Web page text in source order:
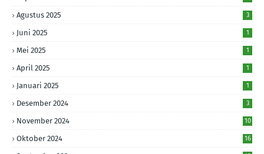
Agustus 2025 3
Juni 2025 1
Mei 2025 1
April 2025 1
Januari 2025 1
Desember 2024 3
November 2024 10
Oktober 2024 16